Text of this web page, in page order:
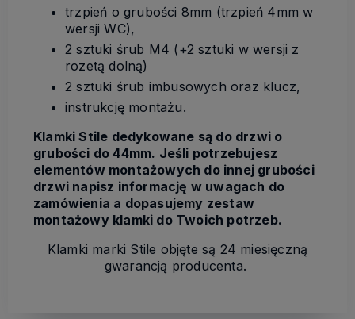
trzpień o grubości 8mm (trzpień 4mm w
wersji WC),
2 sztuki śrub M4 (+2 sztuki w wersji z
rozetą dolną)
2 sztuki śrub imbusowych oraz klucz,
instrukcję montażu.
Klamki Stile dedykowane są do drzwi o
grubości do 44mm. Jeśli potrzebujesz
elementów montażowych do innej grubości
drzwi napisz informację w uwagach do
zamówienia a dopasujemy zestaw
montażowy klamki do Twoich potrzeb.
Klamki marki Stile objęte są 24 miesięczną
gwarancją producenta.